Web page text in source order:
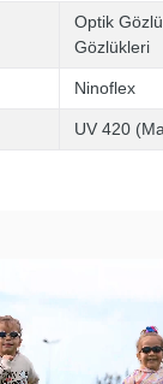
Optik
Gözlükleri
Ninoflex
UV 420